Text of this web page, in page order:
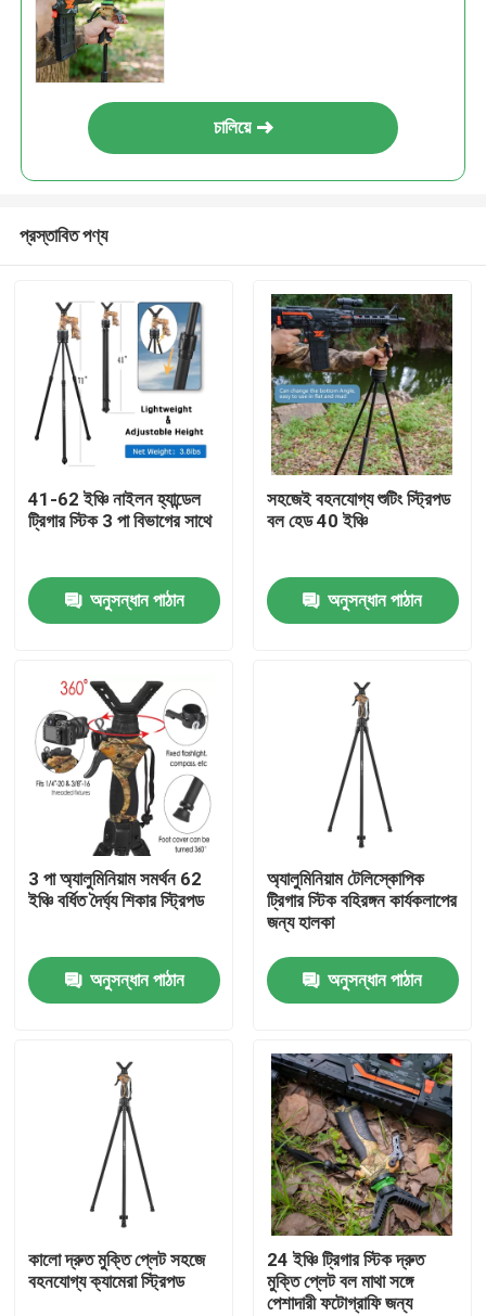
বাড়ি
পণ্য
VR প্রদর্শন
আমাদের সম্পর্কে
আমাদের সাথে যোগাযোগ করুন
উদ্ধৃতির জন্য আবেদন
চালিয়ে
প্রস্তাবিত পণ্য
41-62 ইঞ্চি নাইলন হ্যান্ডেল
ট্রিগার স্টিক 3 পা বিভাগের সাথে
অনুসন্ধান পাঠান
সহজেই বহনযোগ্য শুটিং স্ট্রিপড
বল হেড 40 ইঞ্চি
অনুসন্ধান পাঠান
3 পা অ্যালুমিনিয়াম সমর্থন 62
ইঞ্চি বর্ধিত দৈর্ঘ্য শিকার স্ট্রিপড
অনুসন্ধান পাঠান
অ্যালুমিনিয়াম টেলিস্কোপিক
ট্রিগার স্টিক বহিরঙ্গন কার্যকলাপের
জন্য হালকা
অনুসন্ধান পাঠান
কালো দ্রুত মুক্তি প্লেট সহজে
বহনযোগ্য ক্যামেরা স্ট্রিপড
24 ইঞ্চি ট্রিগার স্টিক দ্রুত
মুক্তি প্লেট বল মাথা সঙ্গে
পেশাদারী ফটোগ্রাফি জন্য